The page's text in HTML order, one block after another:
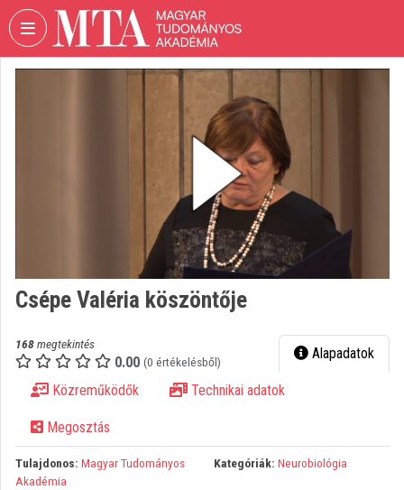
Fejléc kihagyása Menü kihagyása Tartalom kihagyása
TORIUM
Intézményi listák
Intézmények
Közreműködők
Csépe Valéria köszöntője
168megtekintés
0.00 (0 értékelésből) Alapadatok
Közreműködők Technikai adatok
Megosztás
Tulajdonos: Magyar Tudományos
Akadémia
Kategóriák: Neurobiológia